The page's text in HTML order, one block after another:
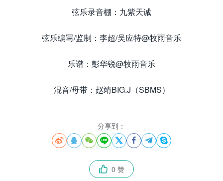
弦乐录音棚：九紫天诚
弦乐编写/监制：李超/吴应特@牧雨音乐
乐谱：彭华锐@牧雨音乐
混音/母带：赵靖BIG.J（SBMS）
分享到：
       
 0 赞